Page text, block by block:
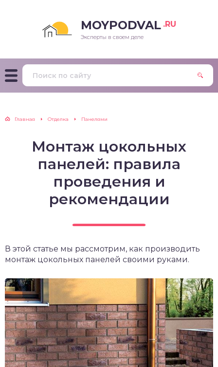
MOYPODVAL .RU
Эксперты в своем деле
Главная Отделка Панелями
Монтаж цокольных
панелей: правила
проведения и
рекомендации
В этой статье мы рассмотрим, как производить
монтаж цокольных панелей своими руками.